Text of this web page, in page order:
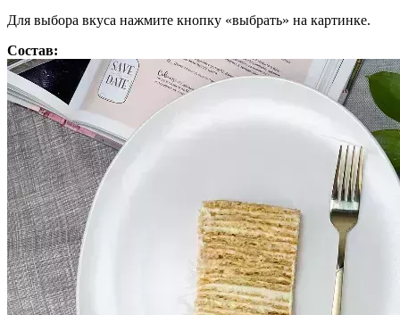
Для выбора вкуса нажмите кнопку «выбрать» на картинке.
Состав: